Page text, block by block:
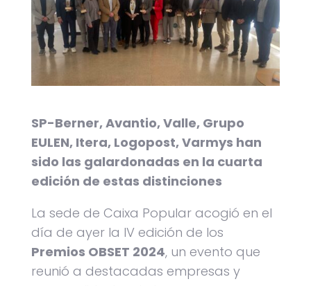
SP-Berner, Avantio, Valle, Grupo
EULEN, Itera, Logopost, Varmys han
sido las galardonadas en la cuarta
edición de estas distinciones
La sede de Caixa Popular acogió en el
día de ayer la IV edición de los
Premios OBSET 2024, un evento que
reunió a destacadas empresas y